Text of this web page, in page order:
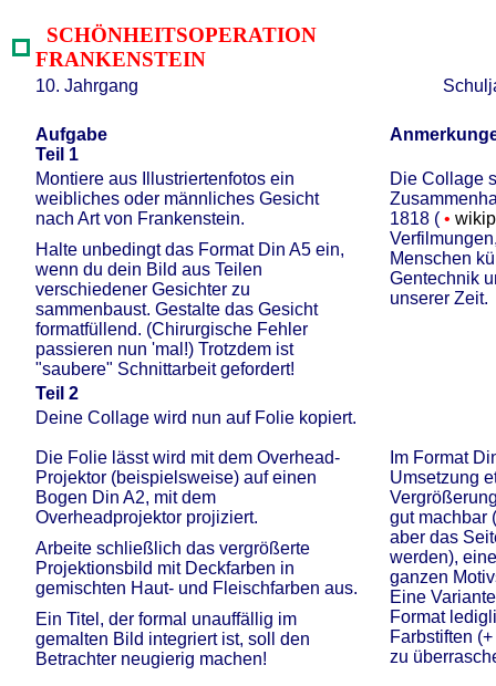
SCHÖNHEITSOPERATION
FRANKENSTEIN
10. Jahrgang
Aufgabe
Teil 1
Montiere aus Illustriertenfotos ein
weibliches oder männliches Gesicht
nach Art von Frankenstein.
Halte unbedingt das Format Din A5 ein,
wenn du dein Bild aus Teilen
verschiedener Gesichter zu
sammenbaust. Gestalte das Gesicht
formatfüllend. (Chirurgische Fehler
passieren nun 'mal!) Trotzdem ist
"saubere" Schnittarbeit gefordert!
Die Collage
1818 ( •
Menschen
Gentechnik
unserer Zeit.
Teil 2
Deine Collage wird nun auf Folie kopiert.
Die Folie lässt wird mit dem Overhead-
Projektor (beispielsweise) auf einen
Bogen Din A2, mit dem
Overheadprojektor projiziert.
Arbeite schließlich das vergrößerte
Projektionsbild mit Deckfarben in
gemischten Haut- und Fleischfarben aus.
Ein Titel, der formal unauffällig im
gemalten Bild integriert ist, soll den
Betrachter neugierig machen!
Im Format
Umsetzung
gut machbar
aber das
werden),
ganzen
Eine
Format
Farbstiften
zu